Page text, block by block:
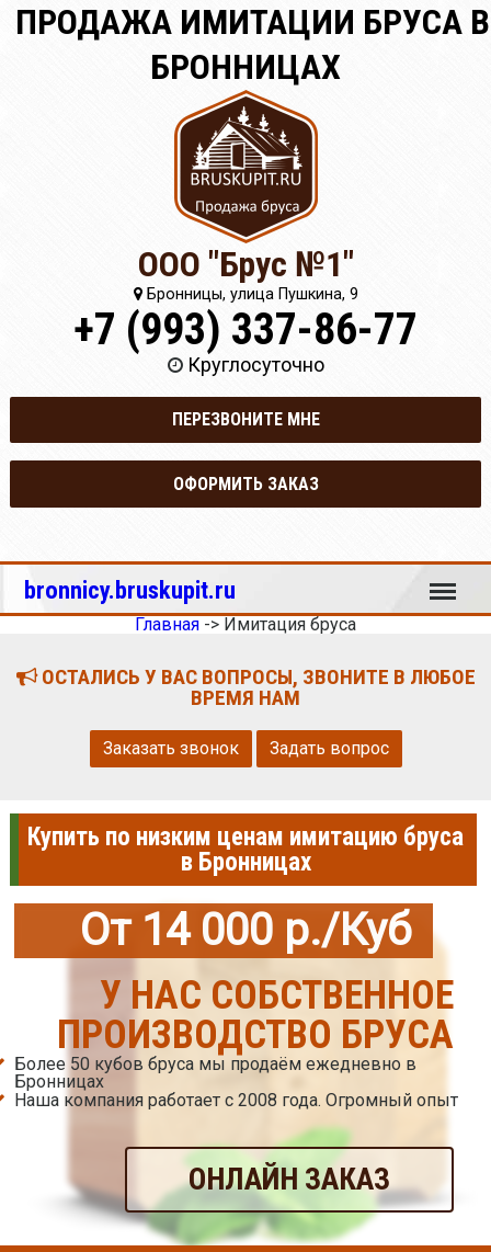
ПРОДАЖА ИМИТАЦИИ БРУСА В
БРОННИЦАХ
ООО "Брус №1"
Бронницы, улица Пушкина, 9
+7 (993) 337-86-77
Круглосуточно
ПЕРЕЗВОНИТЕ МНЕ
ОФОРМИТЬ ЗАКАЗ
bronnicy.bruskupit.ru Меню
Главная -> Имитация бруса
ОСТАЛИСЬ У ВАС ВОПРОСЫ, ЗВОНИТЕ В ЛЮБОЕ
ВРЕМЯ НАМ
Заказать звонок Задать вопрос
Купить по низким ценам имитацию бруса
в Бронницах
От 14 000 р./Куб
У НАС СОБСТВЕННОЕ
ПРОИЗВОДСТВО БРУСА
Более 50 кубов бруса мы продаём ежедневно в
Бронницах
Наша компания работает с 2008 года. Огромный опыт
ОНЛАЙН ЗАКАЗ